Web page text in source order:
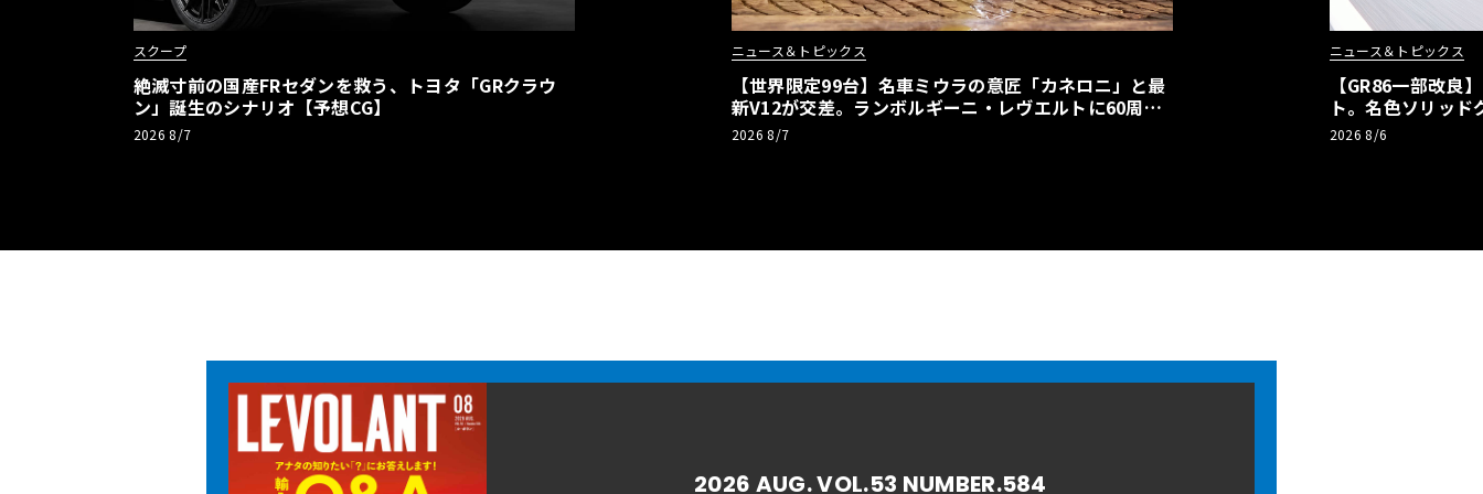
スクープ
絶滅寸前の国産FRセダンを救う、トヨタ「GRクラウ
ン」誕生のシナリオ【予想CG】
2026 8/7
ニュース＆トピックス
【世界限定99台】名車ミウラの意匠「カネロニ」と最
新V12が交差。ランボルギーニ・レヴエルトに60周年
記念車が登場
2026 8/7
ニュース＆トピックス
【GR86一部改良
ト。名色ソリッ
極みへ
2026 8/6
2026 AUG. VOL.53 NUMBER.584